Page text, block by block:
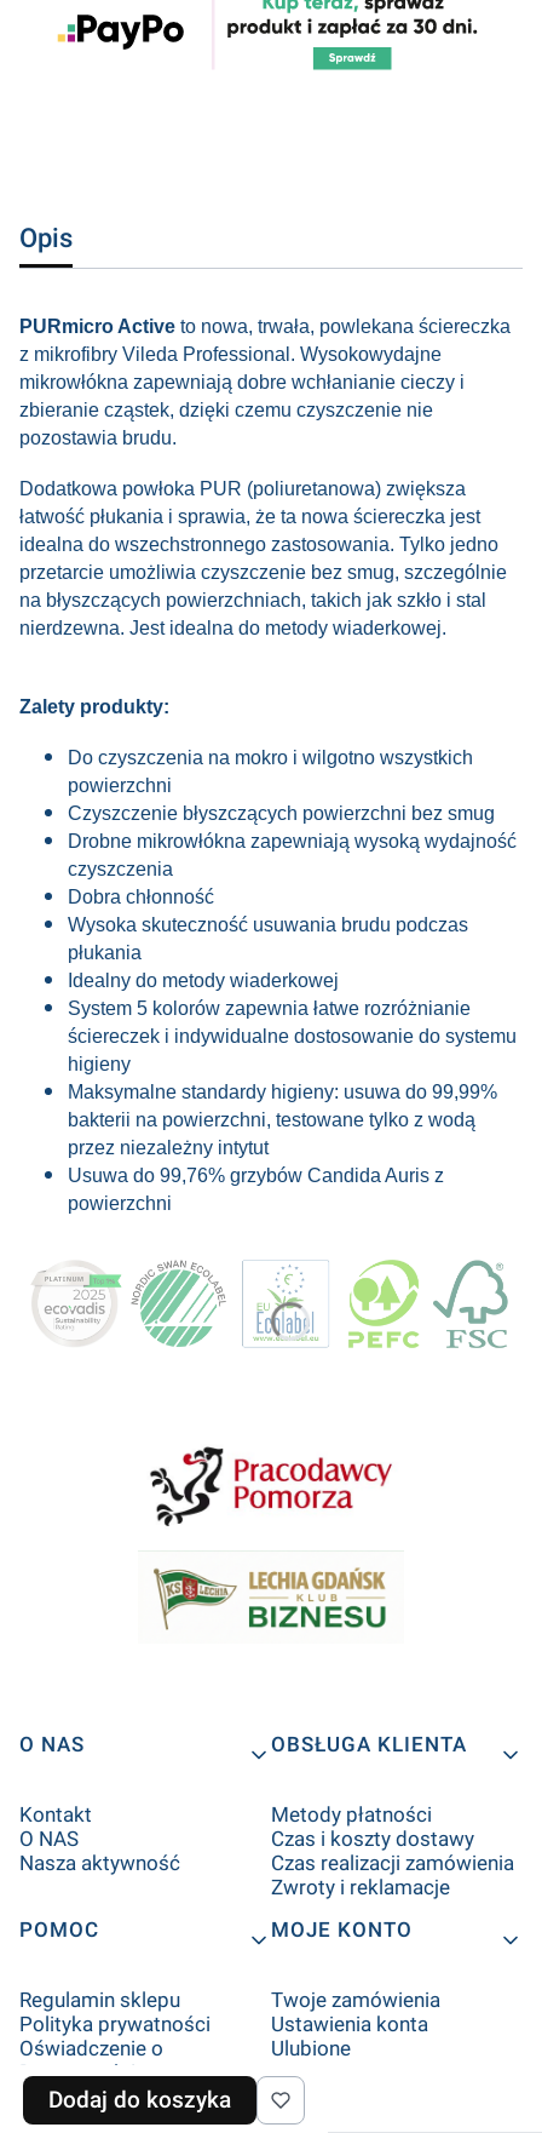
Opis
PURmicro Active to nowa, trwała, powlekana ściereczka
z mikrofibry Vileda Professional. Wysokowydajne
mikrowłókna zapewniają dobre wchłanianie cieczy i
zbieranie cząstek, dzięki czemu czyszczenie nie
pozostawia brudu.
Dodatkowa powłoka PUR (poliuretanowa) zwiększa
łatwość płukania i sprawia, że ta nowa ściereczka jest
idealna do wszechstronnego zastosowania. Tylko jedno
przetarcie umożliwia czyszczenie bez smug, szczególnie
na błyszczących powierzchniach, takich jak szkło i stal
nierdzewna. Jest idealna do metody wiaderkowej.
Zalety produkty:
Do czyszczenia na mokro i wilgotno wszystkich
powierzchni
Czyszczenie błyszczących powierzchni bez smug
Drobne mikrowłókna zapewniają wysoką wydajność
czyszczenia
Dobra chłonność
Wysoka skuteczność usuwania brudu podczas
płukania
Idealny do metody wiaderkowej
System 5 kolorów zapewnia łatwe rozróżnianie
ściereczek i indywidualne dostosowanie do systemu
higieny
Maksymalne standardy higieny: usuwa do 99,99%
bakterii na powierzchni, testowane tylko z wodą
przez niezależny intytut
Usuwa do 99,76% grzybów Candida Auris z
powierzchni
Linki w stopce
O NAS
Kontakt
O NAS
Nasza aktywność
OBSŁUGA KLIENTA
Metody płatności
Czas i koszty dostawy
Czas realizacji zamówienia
Zwroty i reklamacje
POMOC
Regulamin sklepu
Polityka prywatności
Oświadczenie o
Dostępności
Ustawienia plików cookies
MOJE KONTO
Twoje zamówienia
Ustawienia konta
Ulubione
Dodaj do koszyka